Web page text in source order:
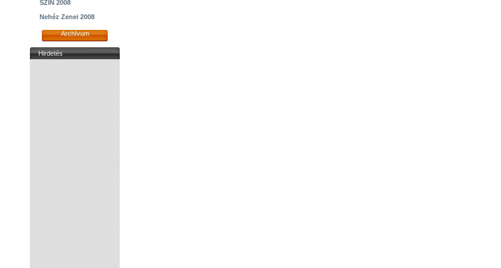
SZIN 2008
Nehéz Zenei 2008
Archívum
Hirdetés